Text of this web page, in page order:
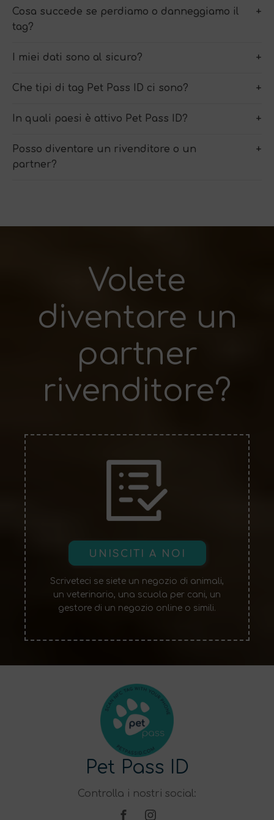
Cosa succede se perdiamo o danneggiamo il
tag?
I miei dati sono al sicuro?
Che tipi di tag Pet Pass ID ci sono?
In quali paesi è attivo Pet Pass ID?
Posso diventare un rivenditore o un
partner?
Volete
diventare un
partner
rivenditore?
UNISCITI A NOI
Scriveteci se siete un negozio di animali,
un veterinario, una scuola per cani, un
gestore di un negozio online o simili.
Pet Pass ID
Controlla i nostri social: